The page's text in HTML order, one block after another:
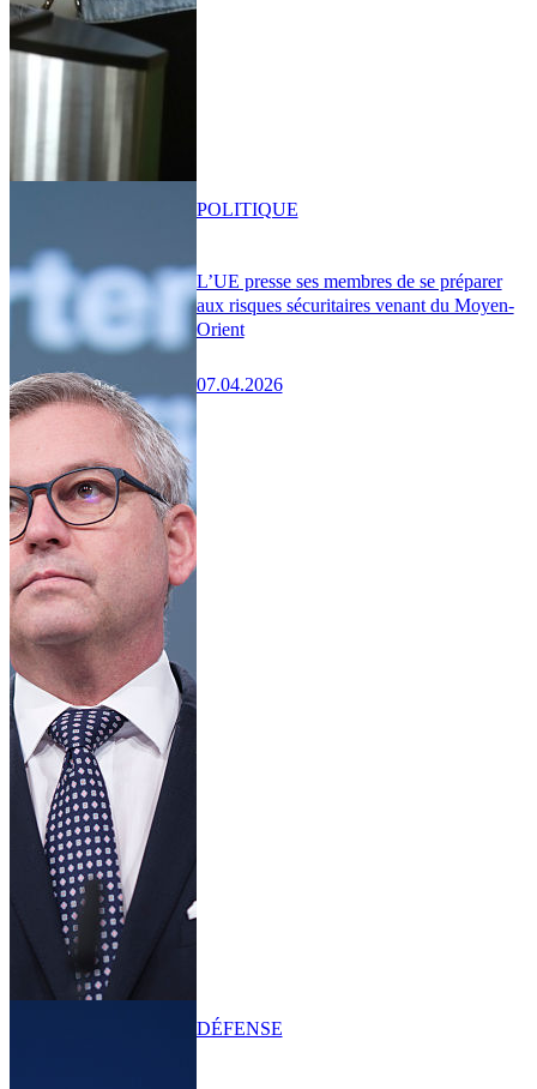
L’UE presse ses membres de se préparer
aux risques sécuritaires venant du Moyen-
Orient
07.04.2026
POLITIQUE
DÉFENSE